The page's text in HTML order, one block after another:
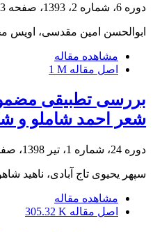
دوره 6، شماره 2، 1393، صفحه
ابوالحسن امین مقدسی، اویس
مشاهده مقاله
اصل مقاله 1 M
بررسی تطبیقی
شعر احمد شاملو و
دوره 24، شماره 1، تیر 1398، صفحه
سپهر یحیوی تاج آبادی، ناهید
مشاهده مقاله
اصل مقاله 305.32 K